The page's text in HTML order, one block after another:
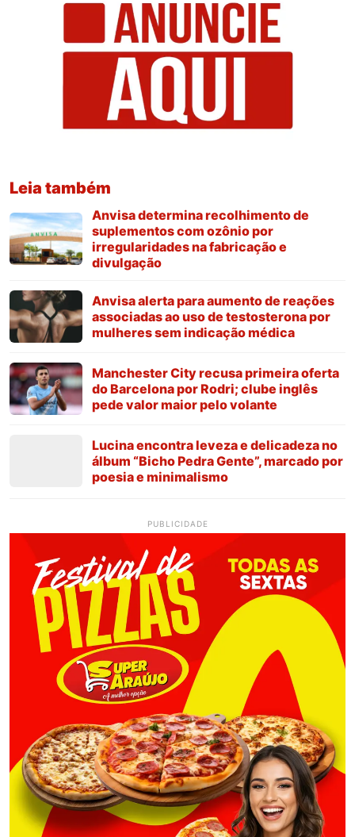
Leia também
Anvisa determina recolhimento de
suplementos com ozônio por
irregularidades na fabricação e
divulgação
Anvisa alerta para aumento de reações
associadas ao uso de testosterona por
mulheres sem indicação médica
Manchester City recusa primeira oferta
do Barcelona por Rodri; clube inglês
pede valor maior pelo volante
Lucina encontra leveza e delicadeza no
álbum “Bicho Pedra Gente”, marcado por
poesia e minimalismo
PUBLICIDADE